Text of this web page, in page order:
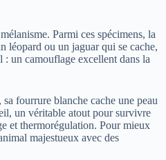
Parmi ces spécimens, la
léopard ou un jaguar qui se cache,
un camouflage excellent dans la
fourrure blanche cache une peau
un véritable atout pour survivre
et thermorégulation. Pour mieux
majestueux avec des